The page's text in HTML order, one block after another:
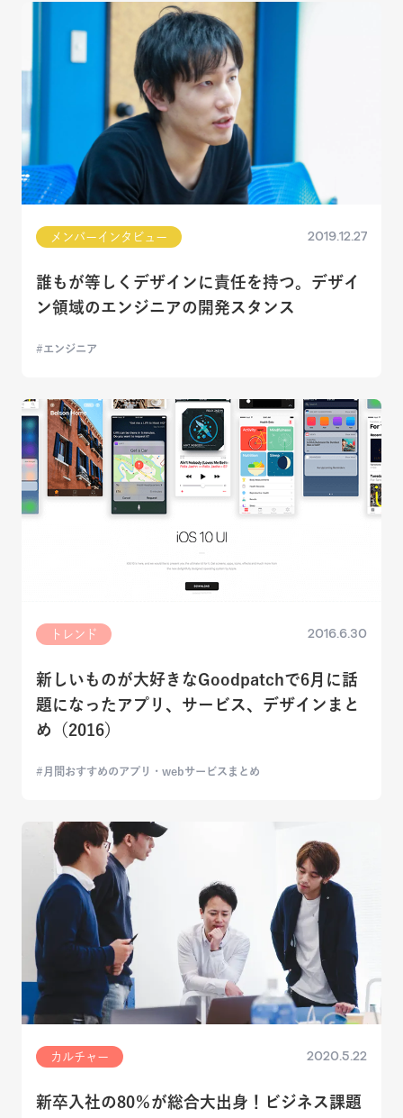
メンバーインタビュー 2019.12.27
誰もが等しくデザインに責任を持つ。デザイ
ン領域のエンジニアの開発スタンス
エンジニア
トレンド 2016.6.30
新しいものが大好きなGoodpatchで6月に話
題になったアプリ、サービス、デザインまと
め（2016）
月間おすすめのアプリ・webサービスまとめ
カルチャー 2020.5.22
新卒入社の80％が総合大出身！ビジネス課題